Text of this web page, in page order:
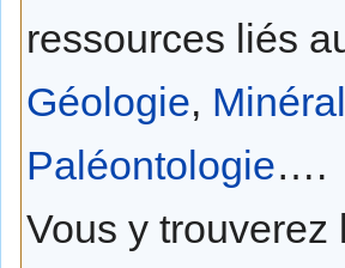
ressources liés
Géologie,
Paléontologie….
Vous y trouverez